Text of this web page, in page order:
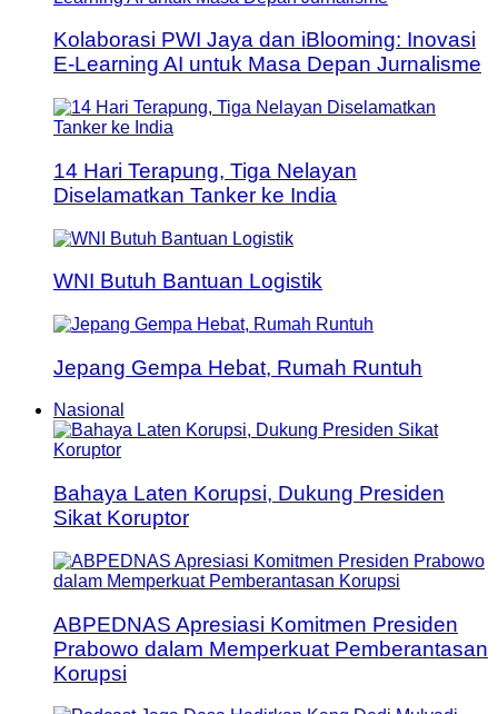
Kolaborasi PWI Jaya dan iBlooming: Inovasi
E-Learning AI untuk Masa Depan Jurnalisme
14 Hari Terapung, Tiga Nelayan
Diselamatkan Tanker ke India
WNI Butuh Bantuan Logistik
Jepang Gempa Hebat, Rumah Runtuh
Nasional
Bahaya Laten Korupsi, Dukung Presiden
Sikat Koruptor
ABPEDNAS Apresiasi Komitmen Presiden
Prabowo dalam Memperkuat Pemberantasan
Korupsi